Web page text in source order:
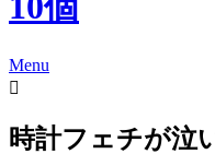
Menu
時計フェチが泣